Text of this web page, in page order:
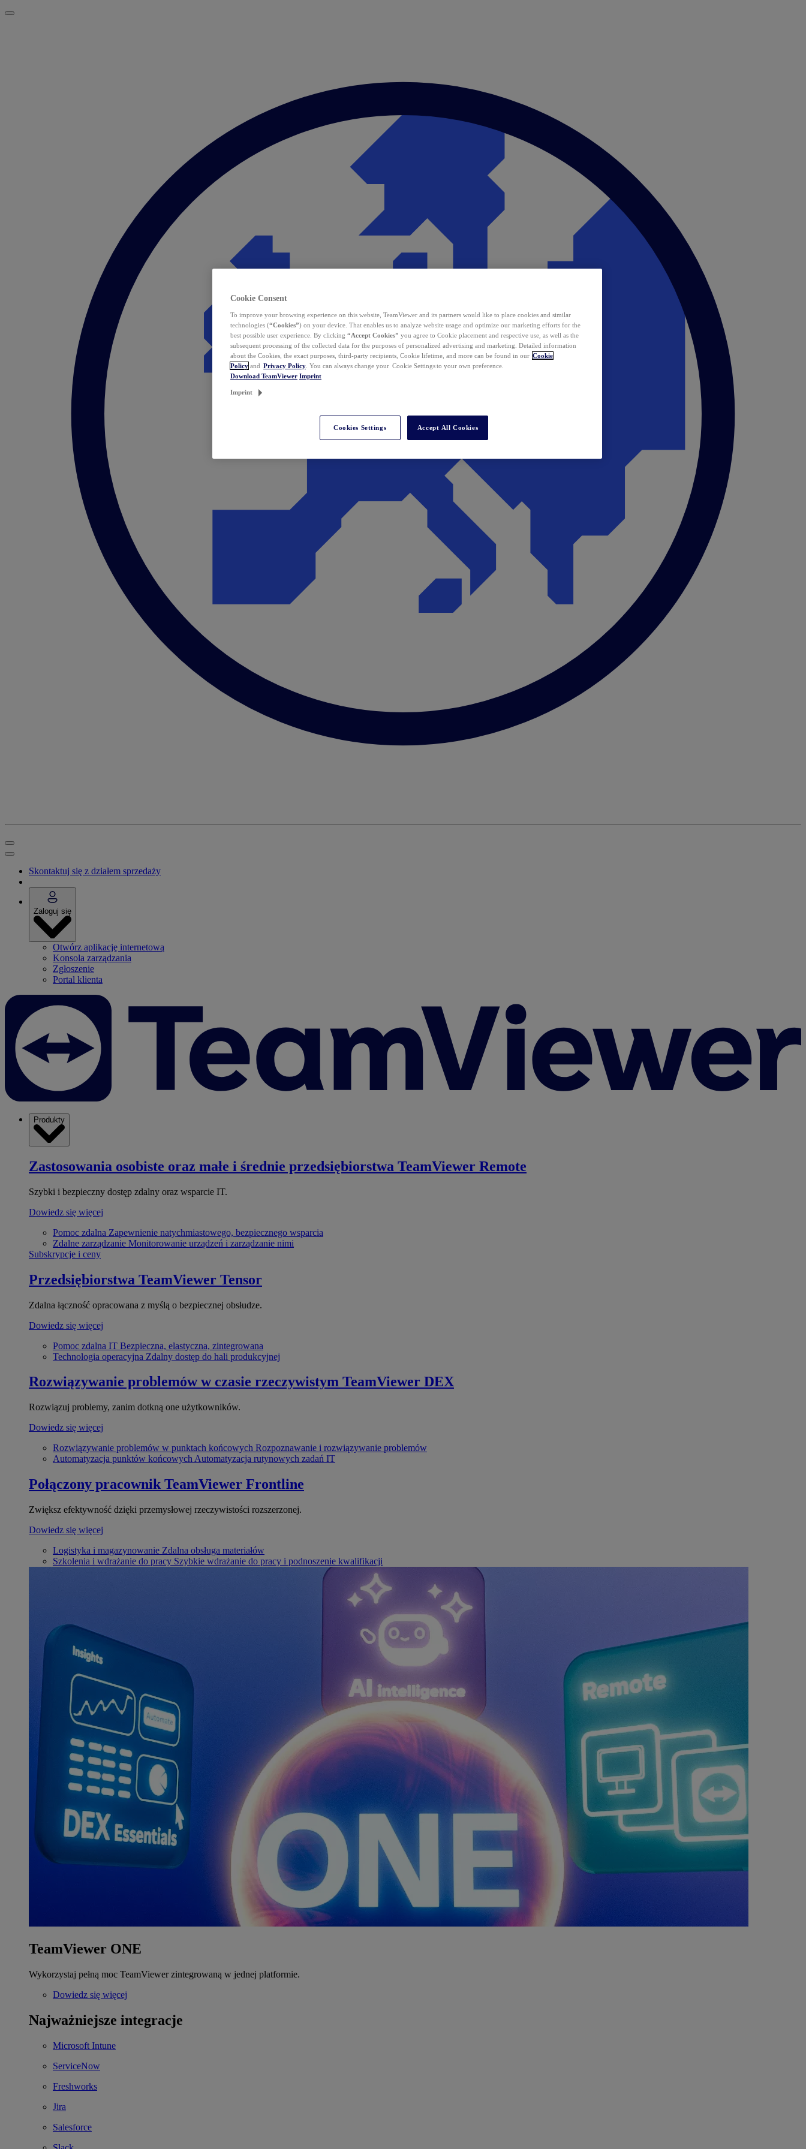
Skontaktuj się z działem sprzedaży
Zaloguj się
Otwórz aplikację internetową
Konsola zarządzania
Zgłoszenie
Portal klienta
Produkty
Zastosowania osobiste oraz małe i średnie przedsiębiorstwa TeamViewer Remote
Szybki i bezpieczny dostęp zdalny oraz wsparcie IT.
Dowiedz się więcej
Pomoc zdalna Zapewnienie natychmiastowego, bezpiecznego wsparcia
Zdalne zarządzanie Monitorowanie urządzeń i zarządzanie nimi
Subskrypcje i ceny
Przedsiębiorstwa TeamViewer Tensor
Zdalna łączność opracowana z myślą o bezpiecznej obsłudze.
Dowiedz się więcej
Pomoc zdalna IT Bezpieczna, elastyczna, zintegrowana
Technologia operacyjna Zdalny dostęp do hali produkcyjnej
Rozwiązywanie problemów w czasie rzeczywistym TeamViewer DEX
Rozwiązuj problemy, zanim dotkną one użytkowników.
Dowiedz się więcej
Rozwiązywanie problemów w punktach końcowych Rozpoznawanie i rozwiązywanie problemów
Automatyzacja punktów końcowych Automatyzacja rutynowych zadań IT
Połączony pracownik TeamViewer Frontline
Zwiększ efektywność dzięki przemysłowej rzeczywistości rozszerzonej.
Dowiedz się więcej
Logistyka i magazynowanie Zdalna obsługa materiałów
Szkolenia i wdrażanie do pracy Szybkie wdrażanie do pracy i podnoszenie kwalifikacji
TeamViewer ONE
Wykorzystaj pełną moc TeamViewer zintegrowaną w jednej platformie.
Dowiedz się więcej
Najważniejsze integracje
Microsoft Intune
ServiceNow
Freshworks
Jira
Salesforce
Cookie Consent
To improve your browsing experience on this website, TeamViewer and its partners would like to place cookies and similar
technologies (“Cookies”) on your device. That enables us to analyze website usage and optimize our marketing efforts for the
best possible user experience. By clicking “Accept Cookies” you agree to Cookie placement and respective use, as well as the
subsequent processing of the collected data for the purposes of personalized advertising and marketing. Detailed information
about the Cookies, the exact purposes, third-party recipients, Cookie lifetime, and more can be found in our Cookie
Policy and Privacy Policy . You can always change your Cookie Settings to your own preference.
Download TeamViewer Imprint
Imprint
Cookies Settings Accept All Cookies